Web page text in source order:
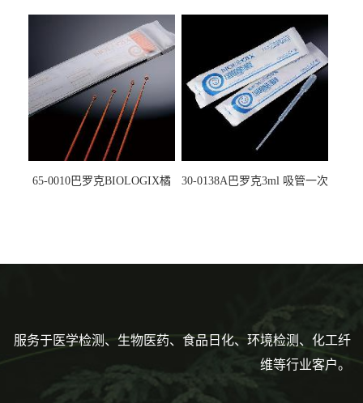
马射线灭菌25-0051
65-0010巴罗克BIOLOGIX橘
30-0138A巴罗克3ml 吸管一次
服务于医学检测、生物医药、食品日化、环境检测、化工纤
维等行业客户。